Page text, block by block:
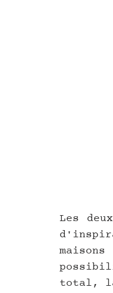
Les
total, la